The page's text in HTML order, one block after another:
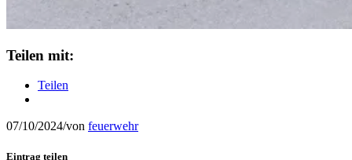
Teilen mit:
Teilen
07/10/2024/von feuerwehr
Eintrag teilen